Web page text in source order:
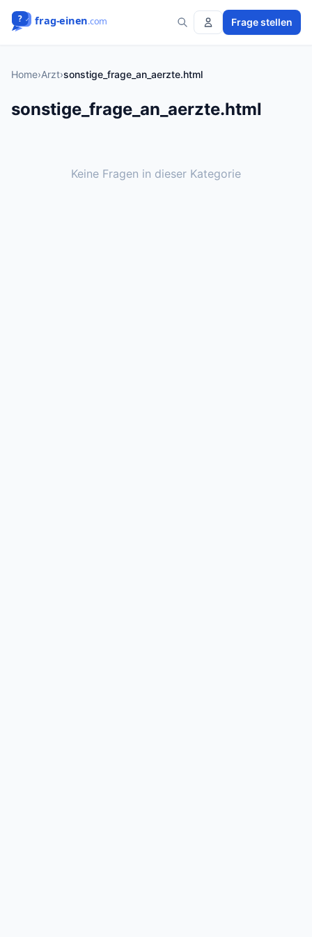
Frage stellen
Home›Arzt›sonstige_frage_an_aerzte.html
sonstige_frage_an_aerzte.html
Keine Fragen in dieser Kategorie